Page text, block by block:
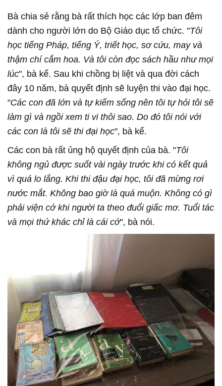
Bà chia sẻ rằng bà rất thích học các lớp ban đêm
dành cho người lớn do Bộ Giáo dục tổ chức. "Tôi
học tiếng Pháp, tiếng Ý, triết học, sơ cứu, may và
thậm chí cắm hoa. Và tôi còn đọc sách hầu như mọi
lúc", bà kể. Sau khi chồng bị liệt và qua đời cách
đây 10 năm, bà quyết định sẽ luyện thi vào đại học.
"Các con đã lớn và tự kiếm sống nên tôi tự hỏi tôi sẽ
làm gì và ngồi xem ti vi thôi sao. Do đó tôi nói với
các con là tôi sẽ thi đại học", bà kể.
Các con bà rất ủng hộ quyết định của bà. "Tôi
không ngủ được suốt vài ngày trước khi có kết quả
vì quá lo lắng. Khi thi đậu đại học, tôi đã mừng rơi
nước mắt. Không bao giờ là quá muộn. Không có gì
phải viện cớ khi người ta theo đuổi giấc mơ. Tuổi tác
và mọi thứ khác chỉ là cái cớ", bà nói.